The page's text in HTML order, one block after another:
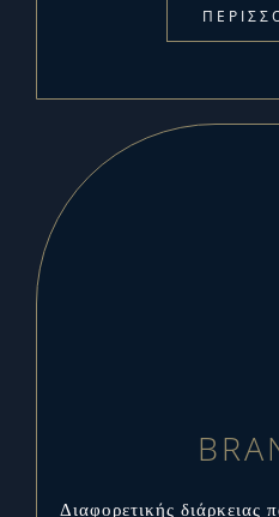
Διαφορετικής διάρκειας